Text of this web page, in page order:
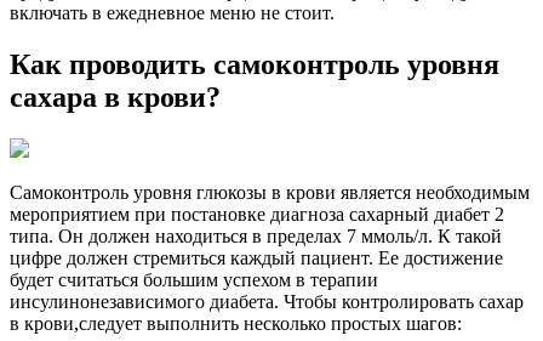
включать в ежедневное меню не стоит.
Как проводить самоконтроль уровня
сахара в крови?
Самоконтроль уровня глюкозы в крови является необходимым
мероприятием при постановке диагноза сахарный диабет 2
типа. Он должен находиться в пределах 7 ммоль/л. К такой
цифре должен стремиться каждый пациент. Ее достижение
будет считаться большим успехом в терапии
инсулинонезависимого диабета. Чтобы контролировать сахар
в крови,следует выполнить несколько простых шагов: